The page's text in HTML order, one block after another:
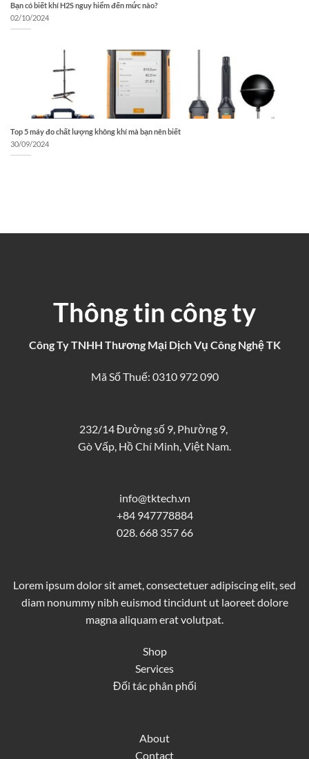
Bạn có biết khí H2S nguy hiểm đến mức nào?
02/10/2024
Top 5 máy đo chất lượng không khí mà bạn nên biết
30/09/2024
Thông tin công ty
Công Ty TNHH Thương Mại Dịch Vụ Công Nghệ TK
Mã Số Thuế: 0310 972 090
232/14 Đường số 9, Phường 9,
Gò Vấp, Hồ Chí Minh, Việt Nam.
info@tktech.vn
+84 947778884
028. 668 357 66
Lorem ipsum dolor sit amet, consectetuer adipiscing elit, sed
diam nonummy nibh euismod tincidunt ut laoreet dolore
magna aliquam erat volutpat.
Shop
Services
Đối tác phân phối
About
Contact